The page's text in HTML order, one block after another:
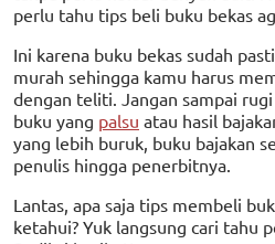
perlu tahu tips beli buku bekas
Ini karena buku bekas sudah
murah sehingga kamu harus
dengan teliti. Jangan sampai
buku yang palsu atau hasil
yang lebih buruk, buku bajakan
penulis hingga penerbitnya.
Lantas, apa saja tips membeli
ketahui? Yuk langsung cari tahu